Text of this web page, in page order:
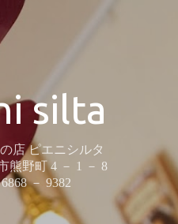
に移動
silta
店 ピエニシルタ
熊野町 4 － 1 － 8
－ 9382